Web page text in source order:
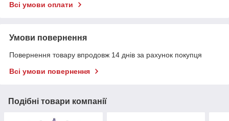
Всі умови оплати
Умови повернення
Повернення товару впродовж 14 днів за рахунок покупця
Всі умови повернення
Подібні товари компанії